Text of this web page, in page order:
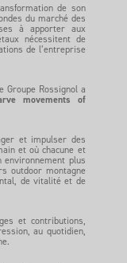
de son
du marché des
à apporter aux
nécessitent de
de l’entreprise
Groupe Rossignol a
movements of
et impulser des
et où chacune et
environnement plus
outdoor montagne
de vitalité et de
et contributions,
au quotidien,